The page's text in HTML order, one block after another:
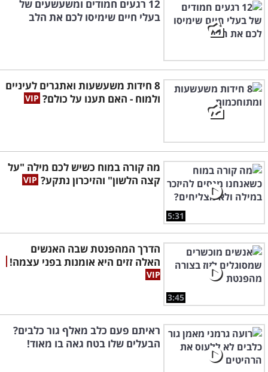
12 רגעים חמודים ומשעשעים של
בעלי חיים שימיסו לכם את הלב
8 חידות משעשעות ואתגרים לעיניים
ולמוח - האם תענו על כולם?
5:31
מה קורה במוח כשיש לכם מילה "על
קצה הלשון" והזיכרון נתקע?
3:45
הדרך המהפנטת שבה האנשים
האלה זזים היא אומנות בפני עצמה!
ראיתם פעם כלב מאלף גור כלבים?
הבעלים שלו בטח גאה בו מאוד!